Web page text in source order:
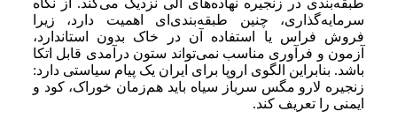
طبقه‌بندی در زنجیره نهاده‌های آلی نزدیک می‌کند. از نگاه
سرمایه‌گذاری، چنین طبقه‌بندی‌ای اهمیت دارد، زیرا
فروش فراس یا استفاده آن در خاک بدون استاندارد،
آزمون و فرآوری مناسب نمی‌تواند ستون درآمدی قابل اتکا
باشد. بنابراین الگوی اروپا برای ایران یک پیام سیاستی دارد:
زنجیره لارو مگس سرباز سیاه باید هم‌زمان خوراک، کود و
ایمنی را تعریف کند.